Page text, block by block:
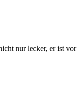
nur lecker, er ist vor